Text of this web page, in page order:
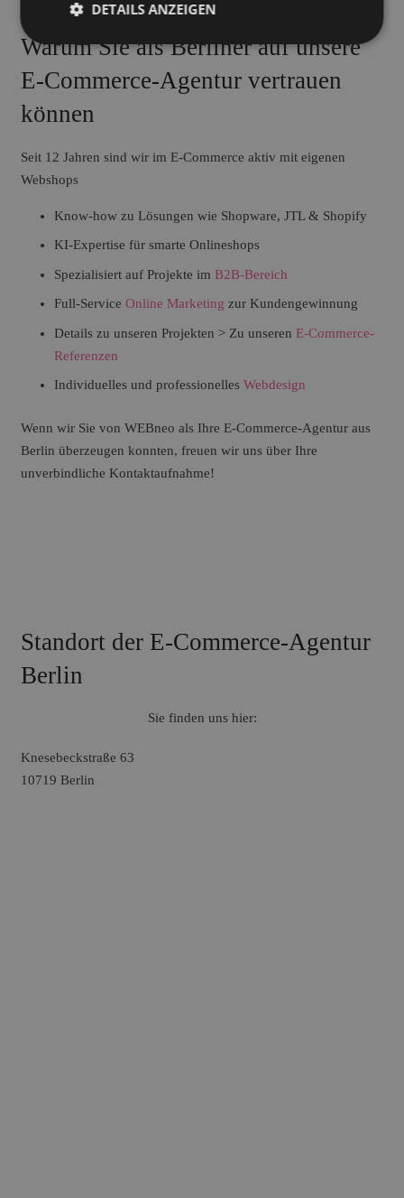
Unsere Schwerpunkte im E-Commerce
Warum Sie als Berliner auf unsere
E-Commerce-Agentur vertrauen
können
Seit 12 Jahren sind wir im E-Commerce aktiv mit eigenen
Webshops
Know-how zu Lösungen wie Shopware, JTL & Shopify
KI-Expertise für smarte Onlineshops
Spezialisiert auf Projekte im B2B-Bereich
Full-Service Online Marketing zur Kundengewinnung
Details zu unseren Projekten > Zu unseren E-Commerce-
Referenzen
Individuelles und professionelles Webdesign
Wenn wir Sie von WEBneo als Ihre E-Commerce-Agentur aus
Berlin überzeugen konnten, freuen wir uns über Ihre
unverbindliche Kontaktaufnahme!
Standort der E-Commerce-Agentur
Berlin
Sie finden uns hier:
Knesebeckstraße 63
10719 Berlin
DETAILS ANZEIGEN